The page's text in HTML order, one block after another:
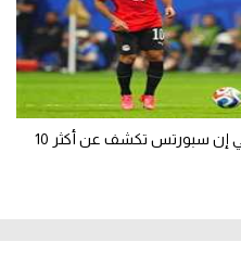
مصر ضد الأرجنتين في المركز الثاني.. بي إن سبورتس تكشف عن أكثر 10